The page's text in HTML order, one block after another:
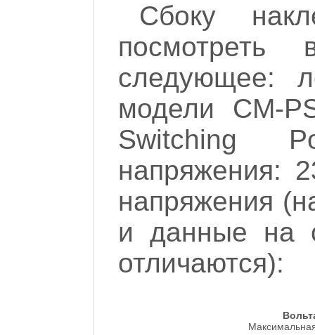
Сбоку
следующее:
модели CM-
Switching
напряжения:
напряжения
и данные на
отличаются):